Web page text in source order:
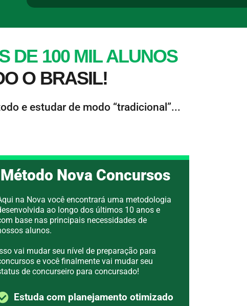
DE 100 MIL ALUNOS
O BRASIL!
e estudar de modo “tradicional”...
Método Nova Concursos
na Nova você encontrará uma metodologia
ao longo dos últimos 10 anos e
base nas principais necessidades de
alunos.
vai mudar seu nível de preparação para
e você finalmente vai mudar seu
de concurseiro para concursado!
Estuda com planejamento otimizado